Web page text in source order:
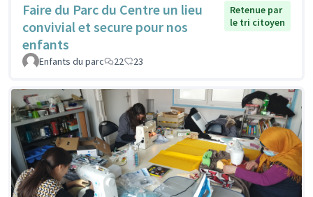
Faire du Parc du Centre un lieu
convivial et secure pour nos
enfants
Retenue par
le tri citoyen
Enfants du parc 22 23